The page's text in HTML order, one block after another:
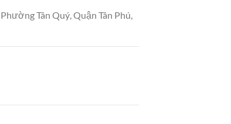
Tân Quý, Quận Tân Phú,